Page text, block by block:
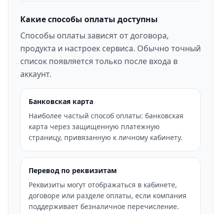
Какие способы оплаты доступны
Способы оплаты зависят от договора,
продукта и настроек сервиса. Обычно точный
список появляется только после входа в
аккаунт.
Банковская карта
Наиболее частый способ оплаты: банковская
карта через защищенную платежную
страницу, привязанную к личному кабинету.
Перевод по реквизитам
Реквизиты могут отображаться в кабинете,
договоре или разделе оплаты, если компания
поддерживает безналичное перечисление.